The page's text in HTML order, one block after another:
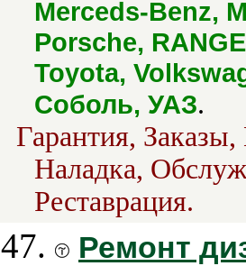
Merceds-Benz,
Porsche,
Toyota,
Соболь, УАЗ.
Гарантия,
Наладка,
Реставрация.
47.
Ремонт